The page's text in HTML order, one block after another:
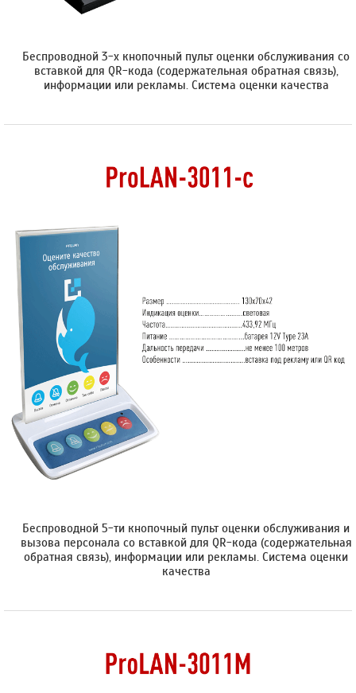
Беспроводной 3-х кнопочный пульт оценки обслуживания со
вставкой для QR-кода (содержательная обратная связь),
информации или рекламы. Cистема оценки качества
Беспроводной 5-ти кнопочный пульт оценки обслуживания и
вызова персонала со вставкой для QR-кода (содержательная
обратная связь), информации или рекламы. Cистема оценки
качества